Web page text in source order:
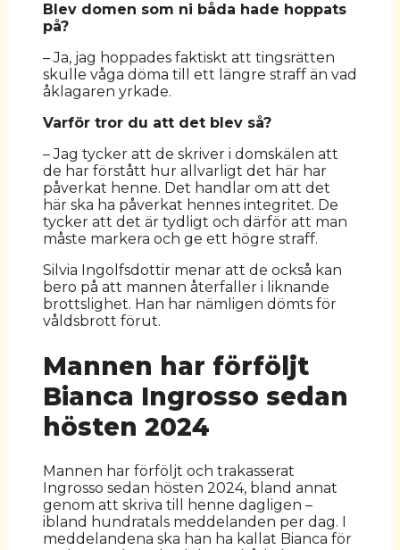
Blev domen som ni båda hade hoppats
på?
– Ja, jag hoppades faktiskt att tingsrätten
skulle våga döma till ett längre straff än vad
åklagaren yrkade.
Varför tror du att det blev så?
– Jag tycker att de skriver i domskälen att
de har förstått hur allvarligt det här har
påverkat henne. Det handlar om att det
här ska ha påverkat hennes integritet. De
tycker att det är tydligt och därför att man
måste markera och ge ett högre straff.
Silvia Ingolfsdottir menar att de också kan
bero på att mannen återfaller i liknande
brottslighet. Han har nämligen dömts för
våldsbrott förut.
Mannen har förföljt
Bianca Ingrosso sedan
hösten 2024
Mannen har förföljt och trakasserat
Ingrosso sedan hösten 2024, bland annat
genom att skriva till henne dagligen –
ibland hundratals meddelanden per dag. I
meddelandena ska han ha kallat Bianca för